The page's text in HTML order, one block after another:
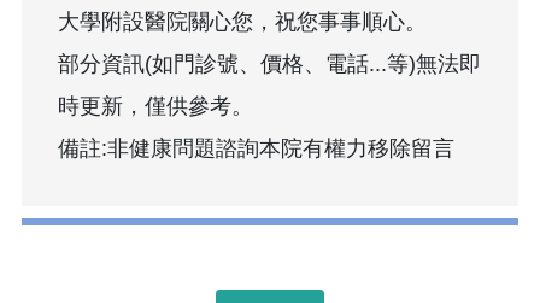
大學附設醫院關心您，祝您事事順心。
部分資訊(如門診號、價格、電話...等)無法即
時更新，僅供參考。
備註:非健康問題諮詢本院有權力移除留言